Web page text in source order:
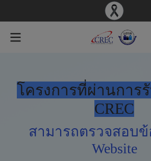
โครงการที่ผ่านการ
CREC
สามารถตรวจสอบ
Website